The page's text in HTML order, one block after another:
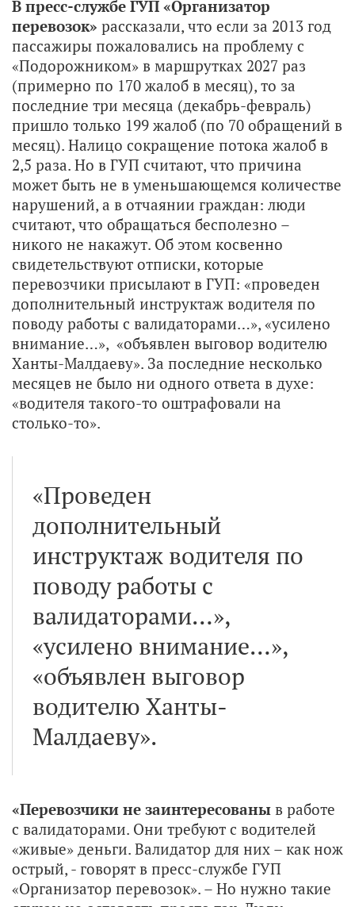
В пресс-службе ГУП «Организатор
перевозок» рассказали, что если за 2013 год
пассажиры пожаловались на проблему с
«Подорожником» в маршрутках 2027 раз
(примерно по 170 жалоб в месяц), то за
последние три месяца (декабрь-февраль)
пришло только 199 жалоб (по 70 обращений в
месяц). Налицо сокращение потока жалоб в
2,5 раза. Но в ГУП считают, что причина
может быть не в уменьшающемся количестве
нарушений, а в отчаянии граждан: люди
считают, что обращаться бесполезно –
никого не накажут. Об этом косвенно
свидетельствуют отписки, которые
перевозчики присылают в ГУП: «проведен
дополнительный инструктаж водителя по
поводу работы с валидаторами…», «усилено
внимание…», «объявлен выговор водителю
Ханты-Малдаеву». За последние несколько
месяцев не было ни одного ответа в духе:
«водителя такого-то оштрафовали на
столько-то».
«Проведен
дополнительный
инструктаж водителя по
поводу работы с
валидаторами…»,
«усилено внимание…»,
«объявлен выговор
водителю Ханты-
Малдаеву».
«Перевозчики не заинтересованы в работе
с валидаторами. Они требуют с водителей
«живые» деньги. Валидатор для них – как нож
острый, - говорят в пресс-службе ГУП
«Организатор перевозок». – Но нужно такие